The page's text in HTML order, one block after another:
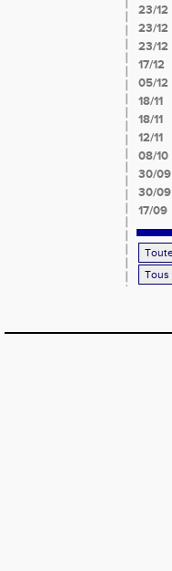
23/12
23/12
23/12
17/12
05/12
18/11
18/11
12/11
08/10
30/09
30/09
17/09